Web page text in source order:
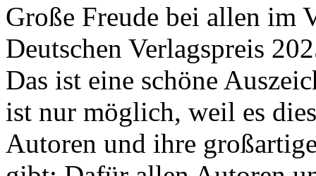
Große Freude bei allen im
Deutschen Verlagspreis
Das ist eine schöne
ist nur möglich, weil es
Autoren und ihre